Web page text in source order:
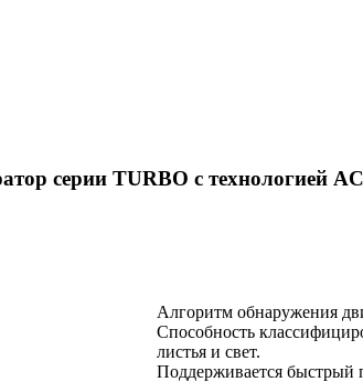
серии TURBO с технологией
Алгоритм обнаружения
Способность
листья и свет.
Поддерживается быстрый